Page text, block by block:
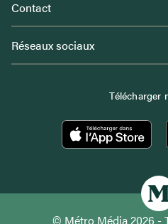
Contact
Réseaux sociaux
Télécharger
© Métro Média 2026 -